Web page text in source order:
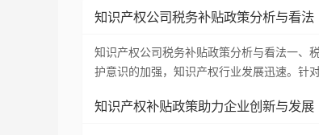
知识产权公司税务补贴政策分析与看法
知识产权公司税务补贴政策分析与看法一、
护意识的加强，知识产权行业发展迅速。针
知识产权补贴政策助力企业创新与发展